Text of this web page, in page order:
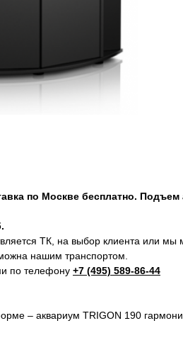
по Москве бесплатно.
ТК, на выбор клиента или мы
нашим транспортом.
по телефону +7 (495) 589-86-44
– аквариум TRIGON 190